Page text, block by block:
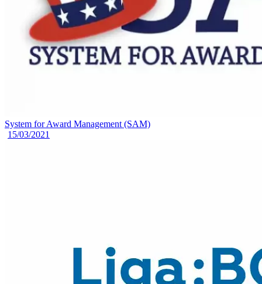
System for Award Management (SAM)
15/03/2021